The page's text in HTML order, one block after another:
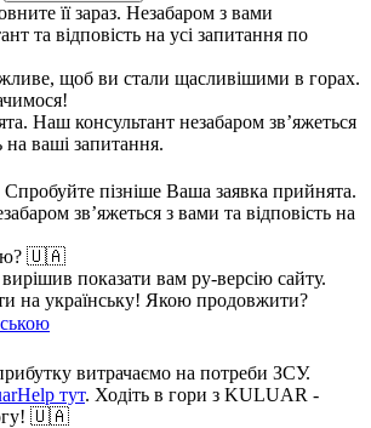
її зараз. Незабаром з вами
та відповість на усі запитання по
щоб ви стали щасливішими в горах.
Наш консультант незабаром зв’яжеться
на ваші запитання.
пізніше Ваша заявка прийнята.
зв’яжеться з вами та відповість на
🇺🇦
показати вам ру-версію сайту.
на українську! Якою продовжити?
витрачаємо на потреби ЗСУ.
тут. Ходіть в гори з KULUAR -
🇺🇦